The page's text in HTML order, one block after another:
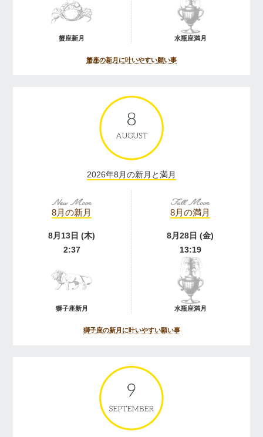
蟹座新月 水瓶座満月
蟹座の新月に叶いやすい願い事
2026年8月の新月と満月
8月の新月
8月13日 (木)
2:37
獅子座新月
8月の満月
8月28日 (金)
13:19
水瓶座満月
獅子座の新月に叶いやすい願い事